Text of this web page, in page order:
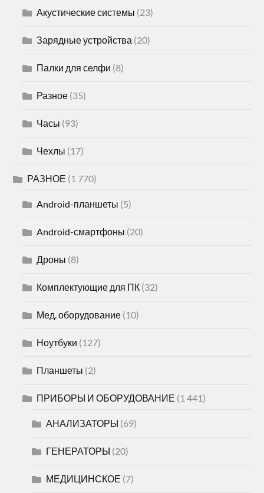
Акустические системы (23)
Зарядные устройства (20)
Палки для селфи (8)
Разное (35)
Часы (93)
Чехлы (17)
РАЗНОЕ (1 770)
Android-планшеты (5)
Android-смартфоны (20)
Дроны (8)
Комплектующие для ПК (32)
Мед. оборудование (10)
Ноутбуки (127)
Планшеты (2)
ПРИБОРЫ И ОБОРУДОВАНИЕ (1 441)
АНАЛИЗАТОРЫ (69)
ГЕНЕРАТОРЫ (20)
МЕДИЦИНСКОЕ (7)